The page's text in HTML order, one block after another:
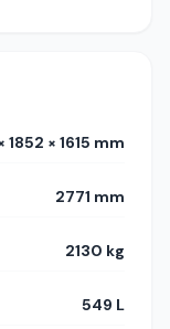
1852 × 1615 mm
2771 mm
2130 kg
549 L